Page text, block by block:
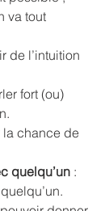
va tout
de l’intuition
fort (ou)
la chance de
quelqu’un :